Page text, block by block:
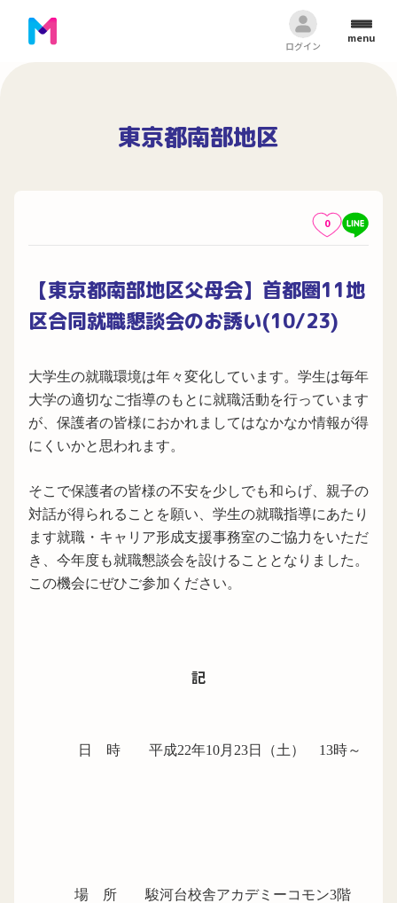
ログイン
menu
東京都南部地区
0
【東京都南部地区父母会】首都圏11地
区合同就職懇談会のお誘い(10/23)
大学生の就職環境は年々変化しています。学生は毎年
大学の適切なご指導のもとに就職活動を行っています
が、保護者の皆様におかれましてはなかなか情報が得
にくいかと思われます。
そこで保護者の皆様の不安を少しでも和らげ、親子の
対話が得られることを願い、学生の就職指導にあたり
ます就職・キャリア形成支援事務室のご協力をいただ
き、今年度も就職懇談会を設けることとなりました。
この機会にぜひご参加ください。
記
日 時 平成22年10月 23日（土） 13時～
場 所 駿河台校舎アカデミーコモン3階